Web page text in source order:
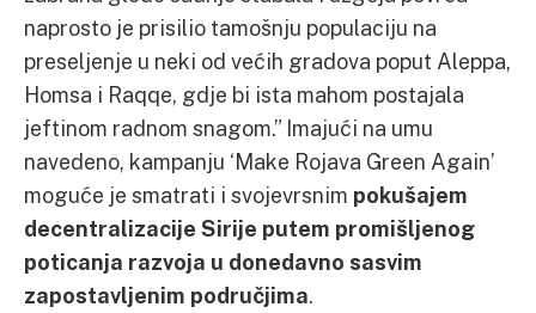
naprosto je prisilio tamošnju populaciju na
preseljenje u neki od većih gradova poput Aleppa,
Homsa i Raqqe, gdje bi ista mahom postajala
jeftinom radnom snagom.” Imajući na umu
navedeno, kampanju ‘Make Rojava Green Again’
moguće je smatrati i svojevrsnim pokušajem
decentralizacije Sirije putem promišljenog
poticanja razvoja u donedavno sasvim
zapostavljenim područjima.